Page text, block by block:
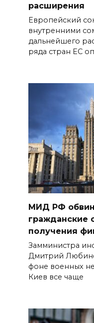
расширения
Европейский
внутренними
дальнейшего
ряда стран ЕС
МИД РФ
гражданские
получения
Замминистра
Дмитрий
фоне военных
Киев все чаще